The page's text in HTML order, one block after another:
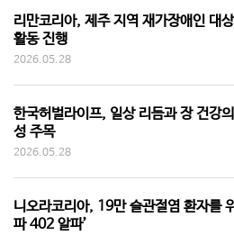
리만코리아, 제주 지역 재가장애인 대
활동 진행
2026.05.28
한국허벌라이프, 일상 리듬과 장 건강
성 주목
2026.05.28
니오라코리아, 19만 슬관절염 환자를
파 402 알파’